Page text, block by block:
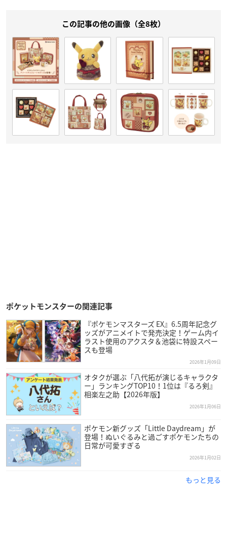
この記事の他の画像（全8枚）
ポケットモンスターの関連記事
『ポケモンマスターズ EX』6.5周年記念グ
ッズがアニメイトで発売決定！ゲーム内イ
ラスト使用のアクスタ＆池袋に特設スペー
スも登場
2026年1月09日
オタクが選ぶ「八代拓が演じるキャラクタ
ー」ランキングTOP10！1位は『るろ剣』
相楽左之助【2026年版】
2026年1月06日
ポケモン新グッズ「Little Daydream」が
登場！ぬいぐるみと過ごすポケモンたちの
日常が可愛すぎる
2026年1月02日
もっと見る